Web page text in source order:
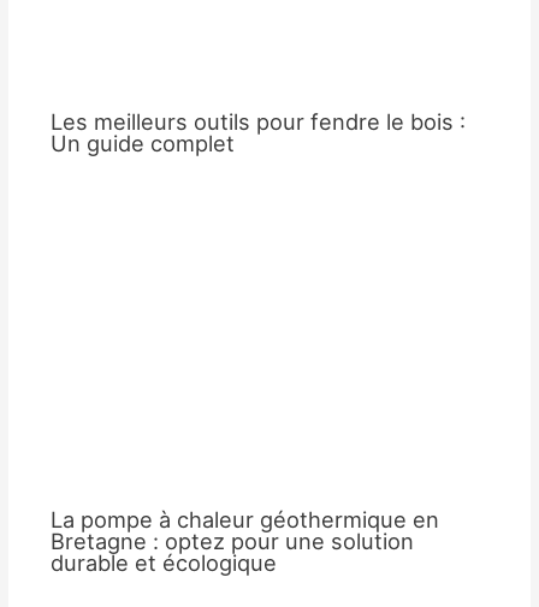
Les meilleurs outils pour fendre le bois :
Un guide complet
La pompe à chaleur géothermique en
Bretagne : optez pour une solution
durable et écologique